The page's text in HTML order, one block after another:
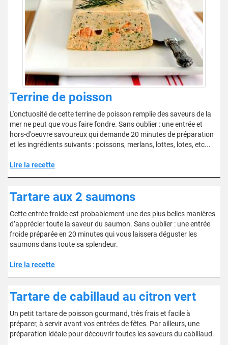
Terrine de poisson
L'onctuosité de cette terrine de poisson remplie des saveurs de la
mer ne peut que vous faire fondre. Sans oublier : une entrée et
hors-d'oeuvre savoureux qui demande 20 minutes de préparation
et les ingrédients suivants : poissons, merlans, lottes, lotes, etc...
Lire la recette
Tartare aux 2 saumons
Cette entrée froide est probablement une des plus belles manières
d’apprécier toute la saveur du saumon. Sans oublier : une entrée
froide préparée en 20 minutes qui vous laissera déguster les
saumons dans toute sa splendeur.
Lire la recette
Tartare de cabillaud au citron vert
Un petit tartare de poisson gourmand, très frais et facile à
préparer, à servir avant vos entrées de fêtes. Par ailleurs, une
préparation idéale pour découvrir toutes les saveurs du cabillaud.